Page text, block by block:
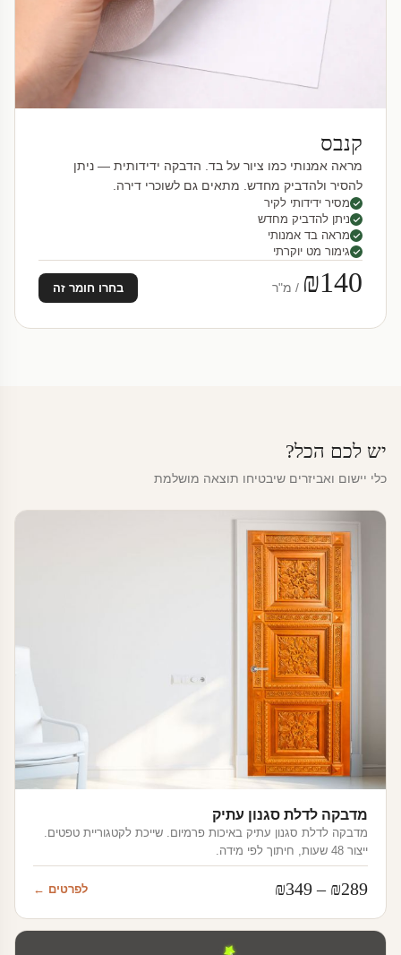
קנבס
מראה אמנותי כמו ציור על בד. הדבקה ידידותית — ניתן
להסיר ולהדביק מחדש. מתאים גם לשוכרי דירה.
מסיר ידידותי לקיר
ניתן להדביק מחדש
מראה בד אמנותי
גימור מט יוקרתי
₪140 / מ"ר בחרו חומר זה
יש לכם הכל?
כלי יישום ואביזרים שיבטיחו תוצאה מושלמת
מדבקה לדלת סגנון עתיק
מדבקה לדלת סגנון עתיק באיכות פרמיום. שייכת לקטגוריית טפטים.
ייצור 48 שעות, חיתוך לפי מידה.
₪289
–
₪349
מחירים:
לפרטים ←